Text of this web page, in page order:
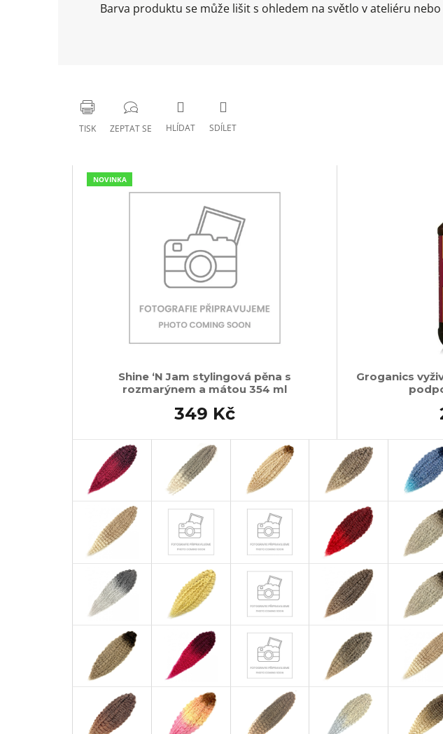
Barva produktu se může lišit s ohledem na světlo v ateliéru
TISK ZEPTAT SE HLÍDAT SDÍLET
NOVINKA
Shine ‘N Jam stylingová pěna s
rozmarýnem a mátou 354 ml
349 Kč
Groganics